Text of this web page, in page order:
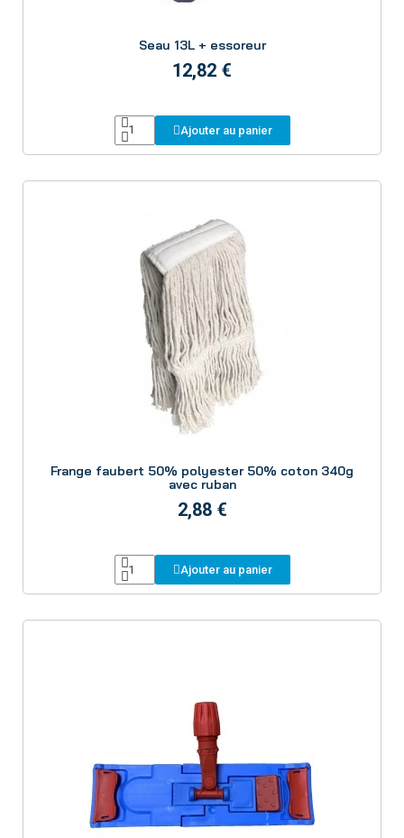
Seau 13L + essoreur
12,82 €
Ajouter au panier
Frange faubert 50% polyester 50% coton 340g
avec ruban
2,88 €
Ajouter au panier